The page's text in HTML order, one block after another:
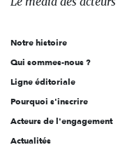
l'engagement
Notre histoire
Qui sommes-nous ?
Ligne éditoriale
Pourquoi s'inscrire
Acteurs de l'engagement
Actualités